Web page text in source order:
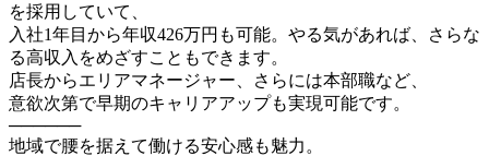
を採用していて、
入社1年目から年収426万円も可能。やる気があれば、さらな
る高収入をめざすこともできます。
店長からエリアマネージャー、さらには本部職など、
意欲次第で早期のキャリアアップも実現可能です。
──────
地域で腰を据えて働ける安心感も魅力。